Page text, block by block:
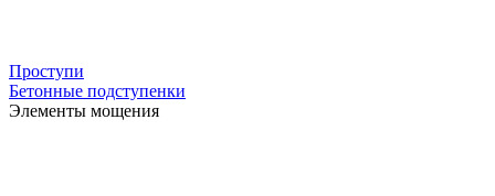
Проступи
Бетонные подступенки
Элементы мощения